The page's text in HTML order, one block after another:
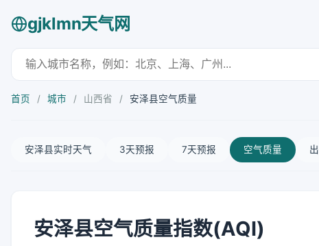
gjklmn天气网
首页 / 城市 / 山西省 / 安泽县空气质量
安泽县实时天气 3天预报 7天预报 空气质量
安泽县空气质量指数(AQI)